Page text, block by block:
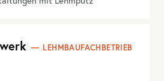
LEHMBAUFACHBETRIEB